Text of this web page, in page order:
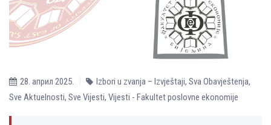
28. април 2025. Izbori u zvanja – Izvještaji, Sva Obavještenja,
Sve Aktuelnosti, Sve Vijesti, Vijesti - Fakultet poslovne ekonomije